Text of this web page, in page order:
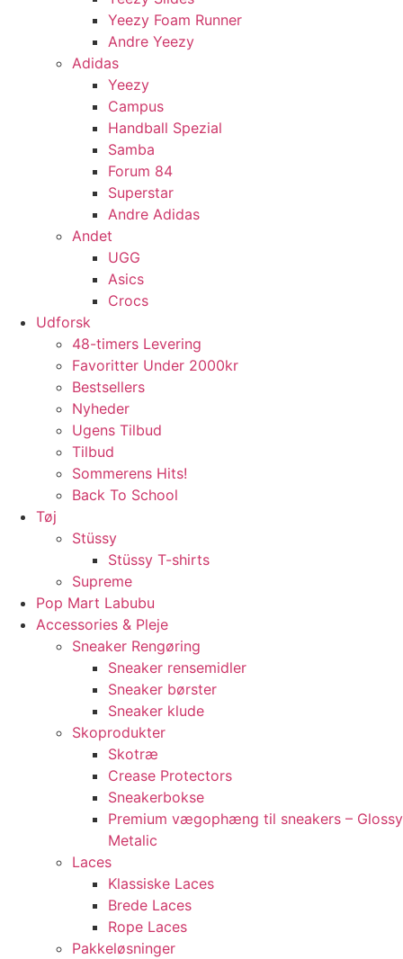
Yeezy Foam Runner
Andre Yeezy
Adidas
Yeezy
Campus
Handball Spezial
Samba
Forum 84
Superstar
Andre Adidas
Andet
UGG
Asics
Crocs
Udforsk
48-timers Levering
Favoritter Under 2000kr
Bestsellers
Nyheder
Ugens Tilbud
Tilbud
Sommerens Hits!
Back To School
Tøj
Stüssy
Stüssy T-shirts
Supreme
Pop Mart Labubu
Accessories & Pleje
Sneaker Rengøring
Sneaker rensemidler
Sneaker børster
Sneaker klude
Skoprodukter
Skotræ
Crease Protectors
Sneakerbokse
Premium vægophæng til sneakers – Glossy
Metalic
Laces
Klassiske Laces
Brede Laces
Rope Laces
Pakkeløsninger